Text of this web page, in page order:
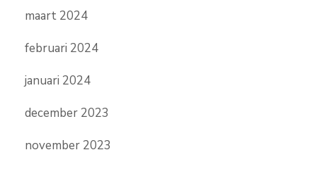
maart 2024
februari 2024
januari 2024
december 2023
november 2023